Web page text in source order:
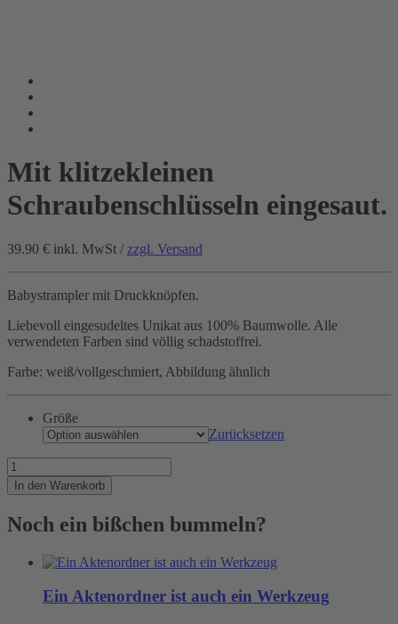
Mit klitzekleinen
Schraubenschlüsseln eingesaut.
39.90 € inkl. MwSt / zzgl. Versand
Babystrampler mit Druckknöpfen.
Liebevoll eingesudeltes Unikat aus 100% Baumwolle. Alle
verwendeten Farben sind völlig schadstoffrei.
Farbe: weiß/vollgeschmiert, Abbildung ähnlich
Größe
Zurücksetzen
Mit
klitzekleinen
Schraubenschlüsseln
Menge
In den Warenkorb
Noch ein bißchen bummeln?
Ein Aktenordner ist auch ein Werkzeug